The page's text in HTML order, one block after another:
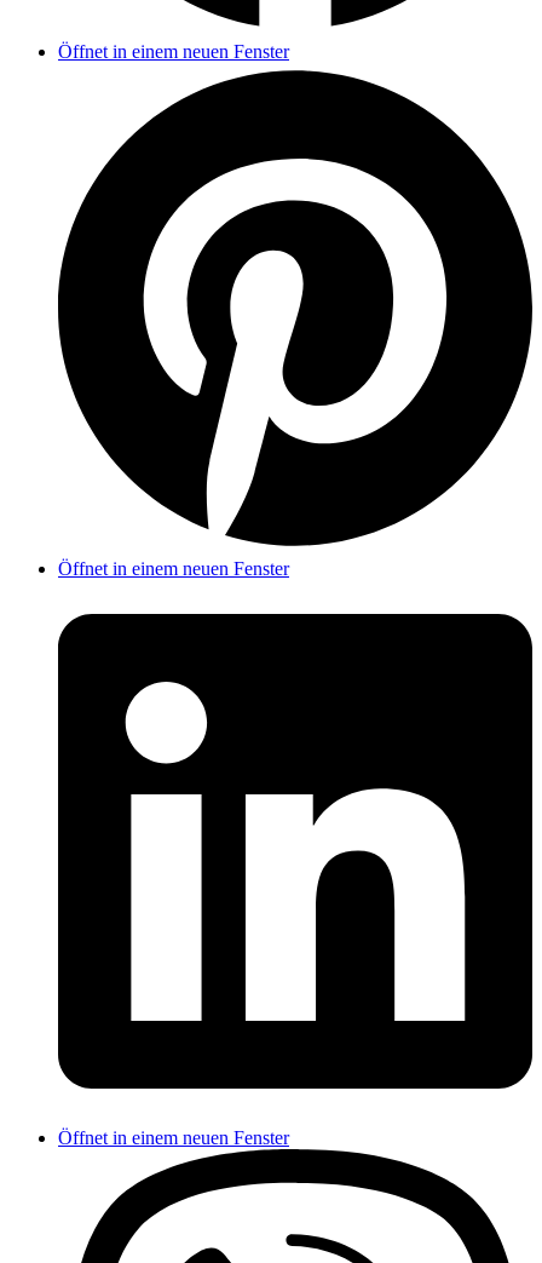
Öffnet in einem neuen Fenster
Öffnet in einem neuen Fenster
Öffnet in einem neuen Fenster